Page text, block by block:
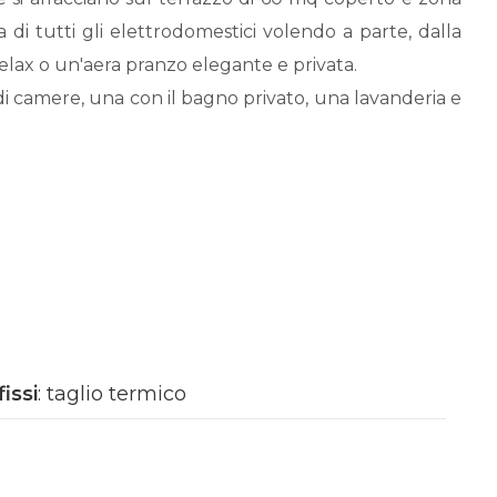
di tutti gli elettrodomestici volendo a parte, dalla
o un'aera pranzo elegante e privata.
una con il bagno privato, una lavanderia e
ampio, luminoso con zona pranzo dotato di
: taglio termico